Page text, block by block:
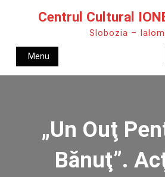
Centrul Cultural
Slobozia –
Menu
„Un Ouţ
Bănuţ”.